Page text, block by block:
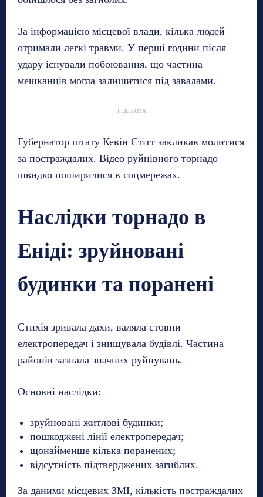
За інформацією місцевої влади, кілька людей
отримали легкі травми. У перші години після
удару існували побоювання, що частина
мешканців могла залишитися під завалами.
РЕКЛАМА
Губернатор штату Кевін Стітт закликав молитися
за постраждалих. Відео руйнівного торнадо
швидко поширилися в соцмережах.
Наслідки торнадо в
Еніді: зруйновані
будинки та поранені
Стихія зривала дахи, валяла стовпи
електропередач і знищувала будівлі. Частина
районів зазнала значних руйнувань.
Основні наслідки:
зруйновані житлові будинки;
пошкоджені лінії електропередач;
щонайменше кілька поранених;
відсутність підтверджених загиблих.
За даними місцевих ЗМІ, кількість постраждалих